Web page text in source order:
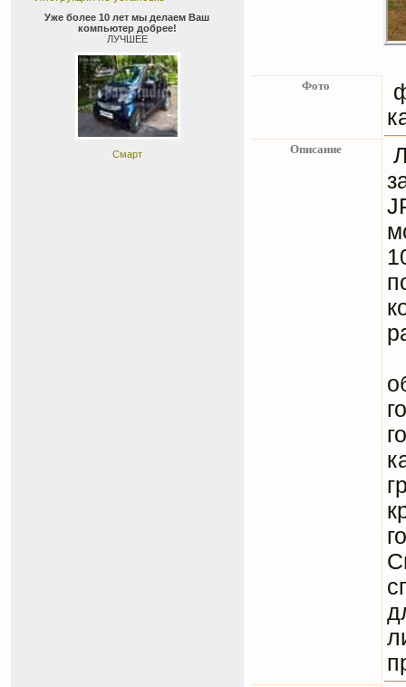
Уже более 10 лет мы делаем Ваш
компьютер добрее!
ЛУЧШЕЕ
Смарт
Фото
Описание